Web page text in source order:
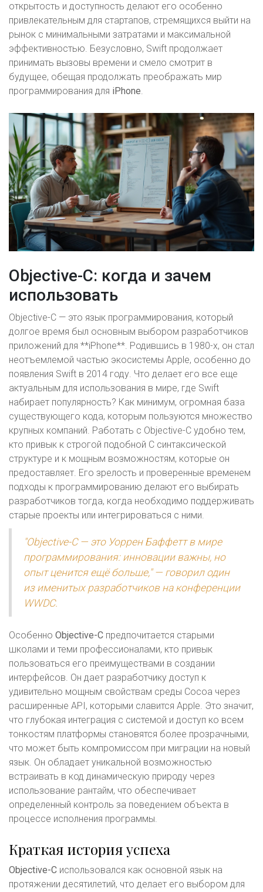
открытость и доступность делают его особенно
привлекательным для стартапов, стремящихся выйти на
рынок с минимальными затратами и максимальной
эффективностью. Безусловно, Swift продолжает
принимать вызовы времени и смело смотрит в
будущее, обещая продолжать преображать мир
программирования для iPhone.
Objective-C: когда и зачем
использовать
Objective-C — это язык программирования, который
долгое время был основным выбором разработчиков
приложений для **iPhone**. Родившись в 1980-х, он стал
неотъемлемой частью экосистемы Apple, особенно до
появления Swift в 2014 году. Что делает его все еще
актуальным для использования в мире, где Swift
набирает популярность? Как минимум, огромная база
существующего кода, которым пользуются множество
крупных компаний. Работать с Objective-C удобно тем,
кто привык к строгой подобной C синтаксической
структуре и к мощным возможностям, которые он
предоставляет. Его зрелость и проверенные временем
подходы к программированию делают его выбирать
разработчиков тогда, когда необходимо поддерживать
старые проекты или интегрироваться с ними.
"Objective-C — это Уоррен Баффетт в мире
программирования: инновации важны, но
опыт ценится ещё больше," — говорил один
из именитых разработчиков на конференции
WWDC.
Особенно Objective-C предпочитается старыми
школами и теми профессионалами, кто привык
пользоваться его преимуществами в создании
интерфейсов. Он дает разработчику доступ к
удивительно мощным свойствам среды Cocoa через
расширенные API, которыми славится Apple. Это значит,
что глубокая интеграция с системой и доступ ко всем
тонкостям платформы становятся более прозрачными,
что может быть компромиссом при миграции на новый
язык. Он обладает уникальной возможностью
встраивать в код динамическую природу через
использование рантайм, что обеспечивает
определенный контроль за поведением объекта в
процессе исполнения программы.
Краткая история успеха
Objective-C использовался как основной язык на
протяжении десятилетий, что делает его выбором для